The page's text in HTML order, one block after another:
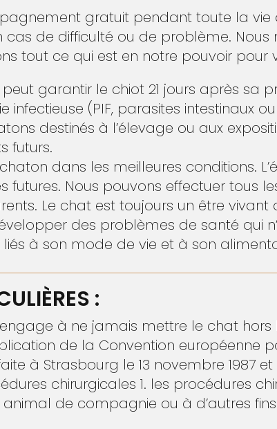
gratuit pendant toute la vie
cas de difficulté ou de problème.
tout ce qui est en notre pouvoir pour
peut garantir le chiot 21 jours après sa
infectieuse (PIF, parasites intestinaux
destinés à l’élevage ou aux
futurs.
dans les meilleures conditions.
futures. Nous pouvons effectuer tous
Le chat est toujours un être
des problèmes de santé qui
à son mode de vie et à son
:
à ne jamais mettre le chat hors
de la Convention européenne
à Strasbourg le 13 novembre 1987
chirurgicales 1. les procédures
animal de compagnie ou à d’autres